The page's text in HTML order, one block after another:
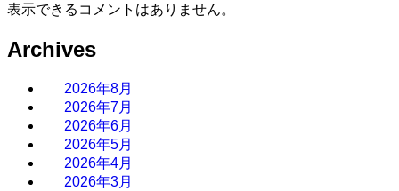
表示できるコメントはありません。
Archives
2026年8月
2026年7月
2026年6月
2026年5月
2026年4月
2026年3月